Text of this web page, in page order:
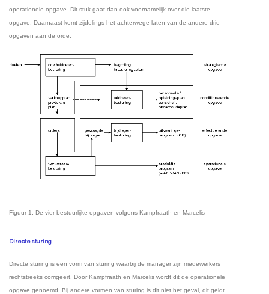
operationele opgave. Dit stuk gaat dan ook voornamelijk over die laatste
opgave. Daarnaast komt zijdelings het achterwege laten van de andere drie
opgaven aan de orde.
Figuur 1 , De vier bestuurlijke opgaven volgens Kampfraath en Marcelis
Directe sturing
Directe sturing is een vorm van sturing waarbij de manager zijn medewerkers
rechtstreeks corrigeert. Door Kampfraath en Marcelis wordt dit de operationele
opgave genoemd. Bij andere vormen van sturing is dit niet het geval, dit geldt